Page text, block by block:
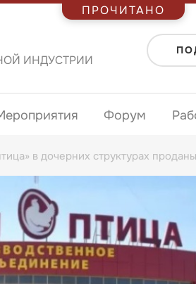
ИНДУСТРИИ
Форум
в дочерних структурах
ПРОЧИТАНО